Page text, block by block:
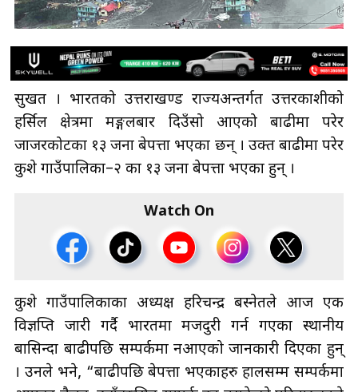
सुर्खेत । भारतको उत्तराखण्ड राज्यअन्तर्गत उत्तरकाशीको
हर्सिल क्षेत्रमा मङ्गलबार दिउँसो आएको बाढीमा परेर
जाजरकोटका १३ जना बेपत्ता भएका छन् । उक्त बाढीमा परेर
कुशे गाउँपालिका–२ का १३ जना बेपत्ता भएका हुन् ।
Watch On
कुशे गाउँपालिकाका अध्यक्ष हरिचन्द्र बस्नेतले आज एक
विज्ञप्ति जारी गर्दै भारतमा मजदुरी गर्न गएका स्थानीय
बासिन्दा बाढीपछि सम्पर्कमा नआएको जानकारी दिएका हुन्
। उनले भने, “बाढीपछि बेपत्ता भएकाहरु हालसम्म सम्पर्कमा